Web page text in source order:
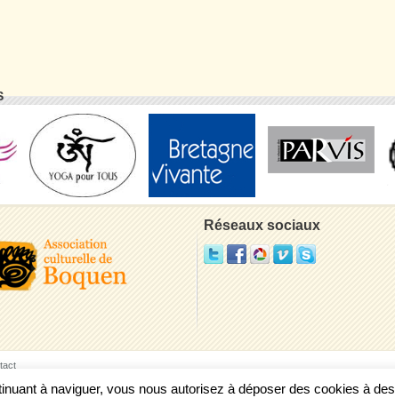
Réseaux sociaux
à naviguer, vous nous autorisez à déposer des cookies à